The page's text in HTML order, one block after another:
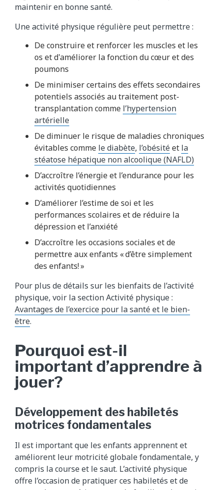
maintenir en bonne santé.
Une activité physique régulière peut permettre :
De construire et renforcer les muscles et les
os et d'améliorer la fonction du cœur et des
poumons
De minimiser certains des effets secondaires
potentiels associés au traitement post-
transplantation comme l’hypertension
artérielle
De diminuer le risque de maladies chroniques
évitables comme le diabète, l’obésitéet la
stéatose hépatique non alcoolique (NAFLD)
D’accroître l’énergie et l’endurance pour les
activités quotidiennes
D’améliorer l’estime de soi et les
performances scolaires et de réduire la
dépression et l’anxiété
D’accroître les occasions sociales et de
permettre aux enfants « d’être simplement
des enfants! »
Pour plus de détails sur les bienfaits de l’activité
physique, voir la section Activité physique :
Avantages de l’exercice pour la santé et le bien-
être.
Pourquoi est-il
important d’apprendre à
jouer?
Développement des habiletés
motrices fondamentales
Il est important que les enfants apprennent et
améliorent leur motricité globale fondamentale, y
compris la course et le saut. L’activité physique
offre l’occasion de pratiquer ces habiletés et de